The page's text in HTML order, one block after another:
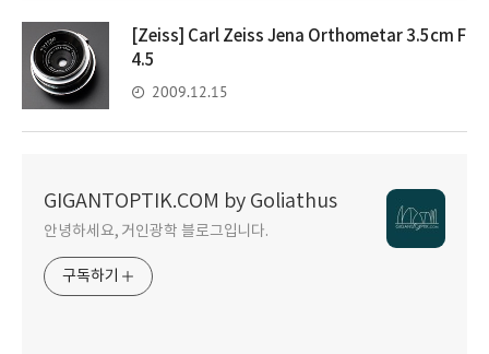
[Zeiss] Carl Zeiss Jena Orthometar 3.5cm F
4.5
2009.12.15
GIGANTOPTIK.COM by Goliathus
안녕하세요, 거인광학 블로그입니다.
구독하기